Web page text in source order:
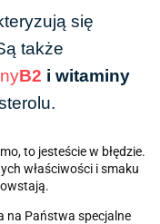
się
także
B2 i witaminy
to jesteście w błędzie.
właściwości i smaku
na Państwa specjalne